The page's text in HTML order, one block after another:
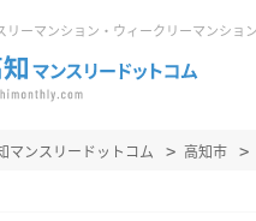
リーマンション・ウィークリーマンション
マンスリードットコム 高知市